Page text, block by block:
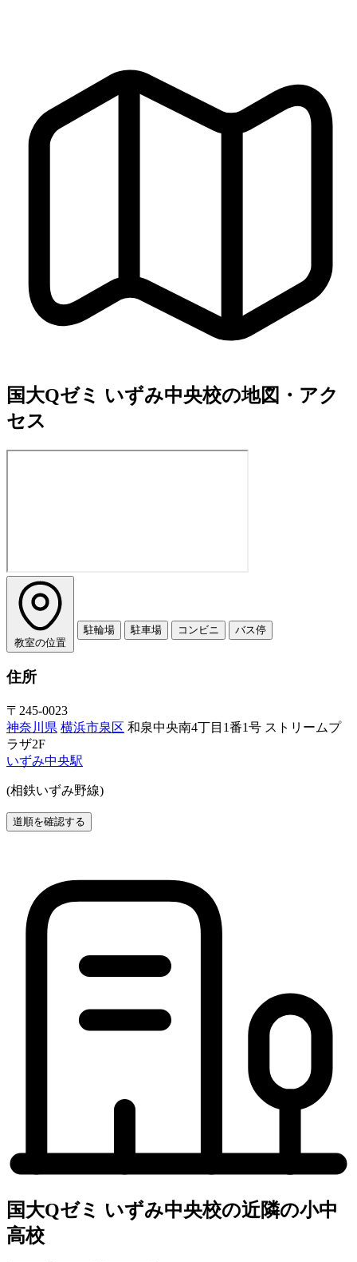
国大Qゼミ いずみ中央校の地図・アク
セス
教室の位置
駐輪場 駐車場 コンビニ バス停
住所
〒245-0023
神奈川県 横浜市泉区 和泉中央南4丁目1番1号 ストリームプ
ラザ2F
いずみ中央駅
(相鉄いずみ野線)
道順を確認する
国大Qゼミ いずみ中央校の近隣の小中
高校